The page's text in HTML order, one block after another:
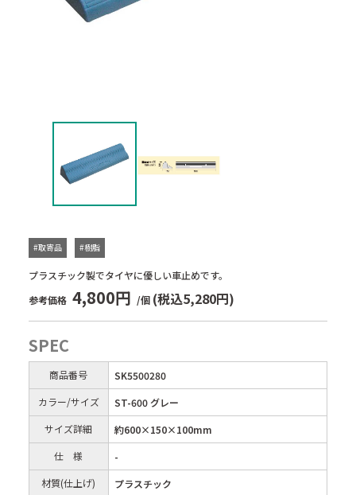
プラスチック製でタイヤに優しい車止めです。
#取寄品 #樹脂
参考価格 4,800円 /個 (税込5,280円)
SPEC
商品番号
SK5500280
カラー/サイズ
ST-600 グレー
サイズ詳細
約600×150×100mm
仕 様
-
材質(仕上げ)
プラスチック